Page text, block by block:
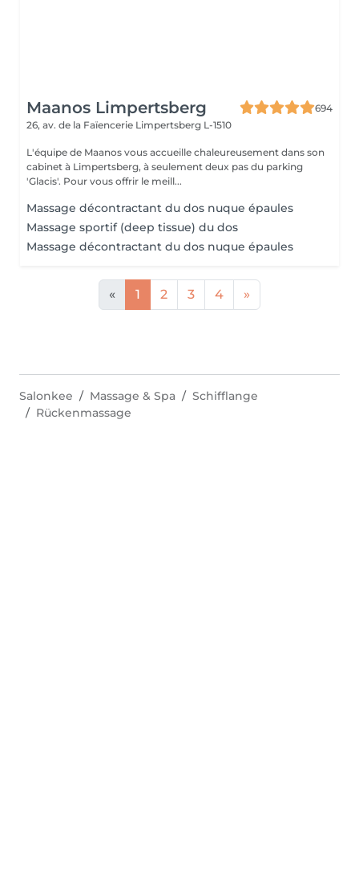
Maanos Limpertsberg
694
26, av. de la Faïencerie Limpertsberg L-1510
L'équipe de Maanos vous accueille chaleureusement dans son
cabinet à Limpertsberg, à seulement deux pas du parking
'Glacis'. Pour vous offrir le meill...
Massage décontractant du dos nuque épaules
Massage sportif (deep tissue) du dos
Massage décontractant du dos nuque épaules
« 1 2 3 4 »
Salonkee Massage & Spa
Schifflange
Rückenmassage